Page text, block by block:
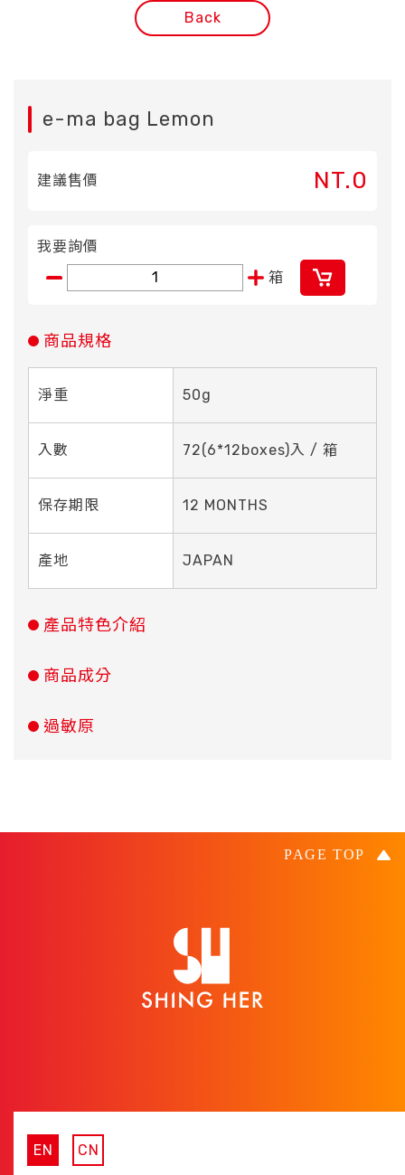
Back
e-ma bag Lemon
建議售價 NT.0
我要詢價
箱
商品規格
淨重 50g
入數 72(6*12boxes)入 / 箱
保存期限 12 MONTHS
產地 JAPAN
產品特色介紹
商品成分
過敏原
EN CN